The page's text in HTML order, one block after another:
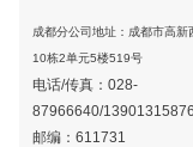
成都分公司地址：成都市高新
10栋2单元5楼519号
电话/传真：028-
87966640/13901315876
邮编：611731